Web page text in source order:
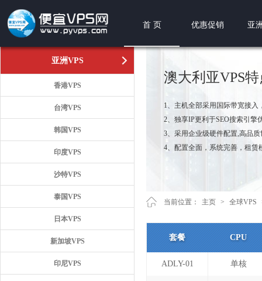
首 页 优惠促销 亚
亚洲VPS
香港VPS
台湾VPS
韩国VPS
印度VPS
沙特VPS
泰国VPS
日本VPS
新加坡VPS
印尼VPS
澳大利亚VPS
1、主机全部采用国际带宽接
2、独享IP更利于SEO搜索引擎
3、采用企业级硬件配置,高品
4、配置全面，系统完善，租
当前位置： 主页 > 全球VPS
套餐 CPU
ADLY-01 单核